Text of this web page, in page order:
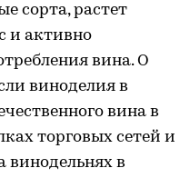
сорта, растет
и активно
вина. О
виноделия в
вина в
торговых сетей и
винодельнях в